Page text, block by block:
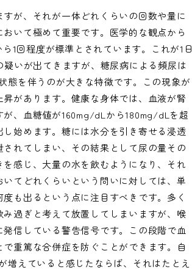
が、それが一体どれくらいの回数や量に
いて極めて重要です。医学的な観点から
1回程度が標準とされています。これが1日
いが出てきますが、糖尿病による頻尿は
態を伴うのが大きな特徴です。この現象が
があります。健康な身体では、血液が腎
、血糖値が160mg/dLから180mg/dLを超
始めます。糖には水分を引き寄せる浸透
れてしまい、その結果として尿の量その
感じ、大量の水を飲むようになり、それ
てどれくらいという問いに対しては、単
も出るという点に注目すべきです。多く
過ぎと考えて放置してしまいますが、喉
信している警告信号です。この段階で血
重篤な合併症を防ぐことができます。自
えていると感じたならば、それはたとえ